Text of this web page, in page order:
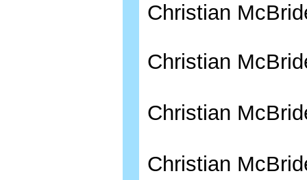
Christian
Christian
Christian
Christian